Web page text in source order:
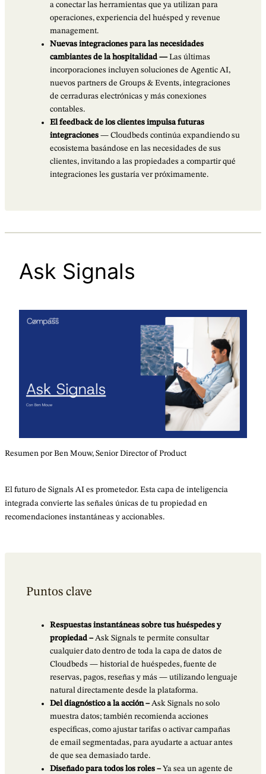
a conectar las herramientas que ya utilizan para
operaciones, experiencia del huésped y revenue
management.
Nuevas integraciones para las necesidades
cambiantes de la hospitalidad —Las últimas
incorporaciones incluyen soluciones de Agentic AI,
nuevos partners de Groups & Events, integraciones
de cerraduras electrónicas y más conexiones
contables.
El feedback de los clientes impulsa futuras
integraciones — Cloudbeds continúa expandiendo su
ecosistema basándose en las necesidades de sus
clientes, invitando a las propiedades a compartir qué
integraciones les gustaría ver próximamente.
Ask Signals
Resumen por Ben Mouw, Senior Director of Product
El futuro de Signals AI es prometedor. Esta capa de inteligencia
integrada convierte las señales únicas de tu propiedad en
recomendaciones instantáneas y accionables.
Puntos clave
Respuestas instantáneas sobre tus huéspedes y
propiedad –Ask Signals te permite consultar
cualquier dato dentro de toda la capa de datos de
Cloudbeds — historial de huéspedes, fuente de
reservas, pagos, reseñas y más — utilizando lenguaje
natural directamente desde la plataforma.
Del diagnóstico a la acción –Ask Signals no solo
muestra datos; también recomienda acciones
específicas, como ajustar tarifas o activar campañas
de email segmentadas, para ayudarte a actuar antes
de que sea demasiado tarde.
Diseñado para todos los roles –Ya sea un agente de